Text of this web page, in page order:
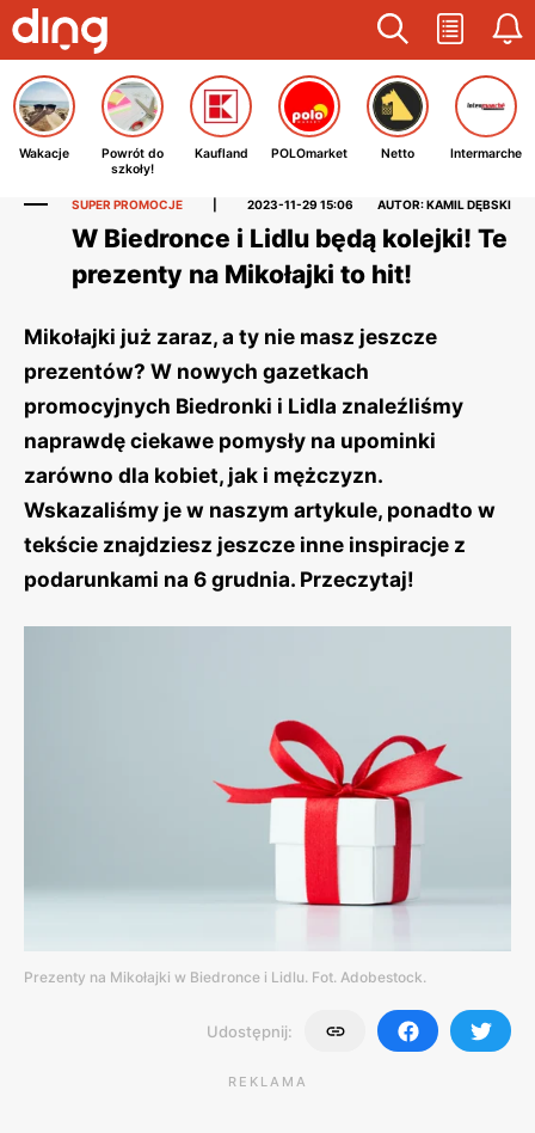
Wakacje
Powrót do
szkoły!
Kaufland POLOmarket Netto Intermarche
SUPER PROMOCJE 2023-11-29 15:06 AUTOR: KAMIL DĘBSKI
W Biedronce i Lidlu będą kolejki! Te
prezenty na Mikołajki to hit!
Mikołajki już zaraz, a ty nie masz jeszcze
prezentów? W nowych gazetkach
promocyjnych Biedronki i Lidla znaleźliśmy
naprawdę ciekawe pomysły na upominki
zarówno dla kobiet, jak i mężczyzn.
Wskazaliśmy je w naszym artykule, ponadto w
tekście znajdziesz jeszcze inne inspiracje z
podarunkami na 6 grudnia. Przeczytaj!
Prezenty na Mikołajki w Biedronce i Lidlu. Fot. Adobestock.
Udostępnij:
REKLAMA